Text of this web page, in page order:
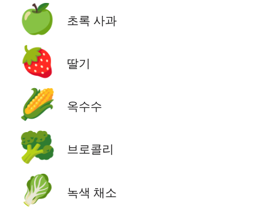
🍏 초록 사과
🍓 딸기
🌽 옥수수
🥦 브로콜리
🥬 녹색 채소